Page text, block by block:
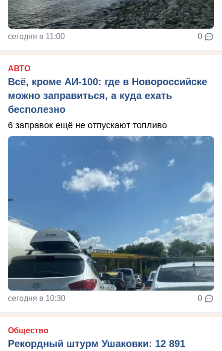
сегодня в 11:00 0
АВТО
Всё, кроме АИ-100: где в Новороссийске
можно заправиться, а куда ехать
бесполезно
6 заправок ещё не отпускают топливо
сегодня в 10:30 0
Общество
Рекордный штурм Ушаковки: 12 891